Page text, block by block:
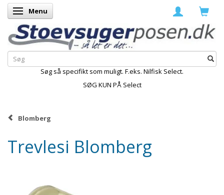
Skifte navigation
Menu
Søg så specifikt som muligt. F.eks. Nilfisk Select.
SØG KUN PÅ Select
Blomberg
Trevlesi Blomberg